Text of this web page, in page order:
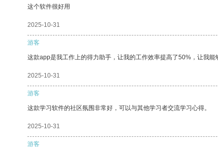
这个软件很好用
2025-10-31
游客
这款app是我工作上的得力助手，让我的工作效率提高了50%，让我能
2025-10-31
游客
这款学习软件的社区氛围非常好，可以与其他学习者交流学习心得。
2025-10-31
游客